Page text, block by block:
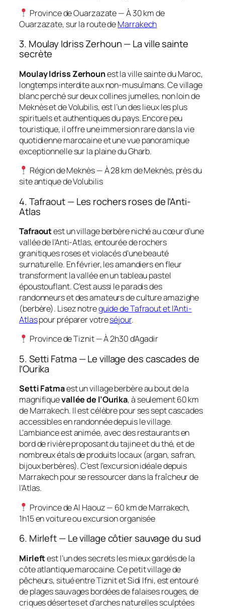
Province de Ouarzazate — À 30 km de
Ouarzazate, sur la route deMarrakech
3. Moulay Idriss Zerhoun — La ville sainte
secrète
Moulay Idriss Zerhounest la ville sainte du Maroc,
longtemps interdite aux non-musulmans. Ce village
blanc perché sur deux collines jumelles, non loin de
Meknès et de Volubilis, est l’un des lieux les plus
spirituels et authentiques du pays. Encore peu
touristique, il offre une immersion rare dans la vie
quotidienne marocaine et une vue panoramique
exceptionnelle sur la plaine du Gharb.
Région de Meknès — À 28 km de Meknès, près du
site antique de Volubilis
4. Tafraout — Les rochers roses de l’Anti-
Atlas
Tafraoutest un village berbère niché au cœur d’une
vallée de l’Anti-Atlas, entourée de rochers
granitiques roses et violacés d’une beauté
surnaturelle. En février, les amandiers en fleur
transforment la vallée en un tableau pastel
époustouflant. C’est aussi le paradis des
randonneurs et des amateurs de culture amazighe
(berbère). Lisez notreguide de Tafraout et l’Anti-
Atlaspour préparer votreséjour.
Province de Tiznit — À 2h30 d’Agadir
5. Setti Fatma — Le village des cascades de
l’Ourika
Setti Fatmaest un village berbère au bout de la
magnifiquevallée de l’Ourika, à seulement 60 km
de Marrakech. Il est célèbre pour ses sept cascades
accessibles en randonnée depuis le village.
L’ambiance est animée, avec des restaurants en
bord de rivière proposant du tajine et du thé, et de
nombreux étals de produits locaux (argan, safran,
bijoux berbères). C’est l’excursion idéale depuis
Marrakech pour se ressourcer dans la fraîcheur de
l’Atlas.
Province de Al Haouz — 60 km de Marrakech,
1h15 en voiture ou excursion organisée
6. Mirleft — Le village côtier sauvage du sud
Mirleftest l’un des secrets les mieux gardés de la
côte atlantique marocaine. Ce petit village de
pêcheurs, situé entre Tiznit et Sidi Ifni, est entouré
de plages sauvages bordées de falaises rouges, de
criques désertes et d’arches naturelles sculptées